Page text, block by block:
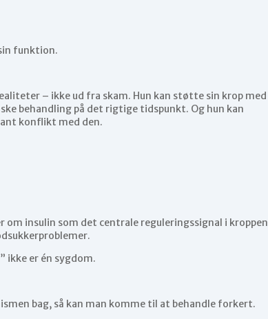
funktion.
– ikke ud fra skam. Hun kan støtte sin krop med
behandling på det rigtige tidspunkt. Og hun kan
konflikt med den.
om insulin som det centrale reguleringssignal i kroppen
ikke er én sygdom.
bag, så kan man komme til at behandle forkert.